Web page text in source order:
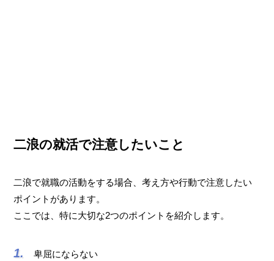
二浪の就活で注意したいこと
二浪で就職の活動をする場合、考え方や行動で注意したい
ポイントがあります。
ここでは、特に大切な2つのポイントを紹介します。
卑屈にならない